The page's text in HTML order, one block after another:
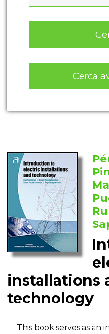
Cerca
installations
technology
This book serves as